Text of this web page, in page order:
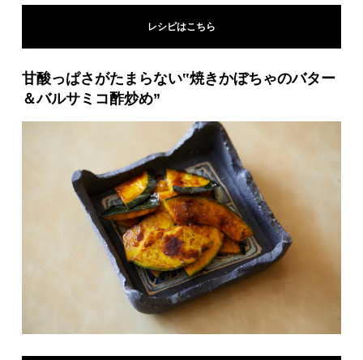
レシピはこちら
甘酸っぱさがたまらない‟焼きかぼちゃのバター
＆バルサミコ酢炒め”